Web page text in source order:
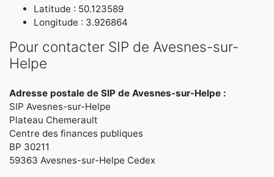
Latitude : 50.123589
Longitude : 3.926864
Pour contacter SIP de Avesnes-sur-
Helpe
Adresse postale de SIP de Avesnes-sur-Helpe :
SIP Avesnes-sur-Helpe
Plateau Chemerault
Centre des finances publiques
BP 30211
59363 Avesnes-sur-Helpe Cedex